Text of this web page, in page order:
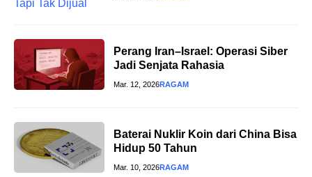
Perang Iran–Israel: Operasi Siber
Jadi Senjata Rahasia
Mar. 12, 2026RAGAM
Baterai Nuklir Koin dari China Bisa
Hidup 50 Tahun
Mar. 10, 2026RAGAM